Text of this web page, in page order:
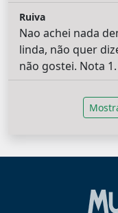
Ruiva
Nao achei nada
linda, não quer
não gostei. Nota 1.